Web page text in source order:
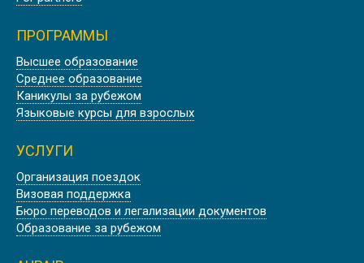
ПРОГРАММЫ
Высшее образование
Среднее образование
Каникулы за рубежом
Языковые курсы для взрослых
УСЛУГИ
Организация поездок
Визовая поддержка
Бюро переводов и легализации документов
Образование за рубежом